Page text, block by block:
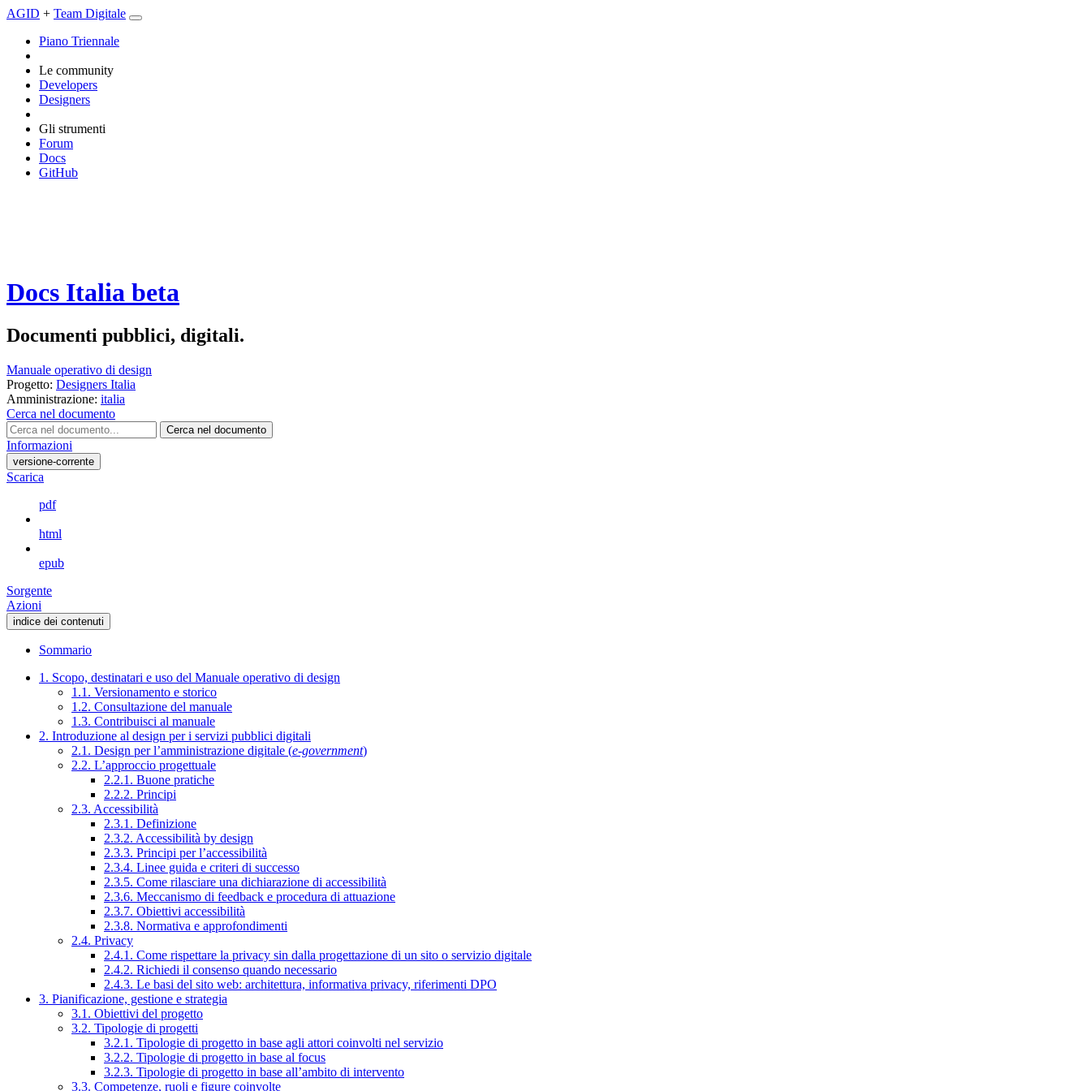
AGID + Team Digitale
Piano Triennale
Le community
Developers
Designers
Gli strumenti
Forum
Docs
GitHub
Docs Italia beta
Documenti pubblici, digitali.
Manuale operativo di design
Progetto: Designers Italia
Amministrazione: italia
Cerca nel documento
Cerca nel documento
Informazioni
versione-corrente
Scarica
pdf
html
epub
Sorgente
Azioni
indice dei contenuti
Sommario
1. Scopo, destinatari e uso del Manuale operativo di design
1.1. Versionamento e storico
1.2. Consultazione del manuale
1.3. Contribuisci al manuale
2. Introduzione al design per i servizi pubblici digitali
2.1. Design per l’amministrazione digitale (e-government)
2.2. L’approccio progettuale
2.2.1. Buone pratiche
2.2.2. Principi
2.3. Accessibilità
2.3.1. Definizione
2.3.2. Accessibilità by design
2.3.3. Principi per l’accessibilità
2.3.4. Linee guida e criteri di successo
2.3.5. Come rilasciare una dichiarazione di accessibilità
2.3.6. Meccanismo di feedback e procedura di attuazione
2.3.7. Obiettivi accessibilità
2.3.8. Normativa e approfondimenti
2.4. Privacy
2.4.1. Come rispettare la privacy sin dalla progettazione di un sito o servizio digitale
2.4.2. Richiedi il consenso quando necessario
2.4.3. Le basi del sito web: architettura, informativa privacy, riferimenti DPO
3. Pianificazione, gestione e strategia
3.1. Obiettivi del progetto
3.2. Tipologie di progetti
3.2.1. Tipologie di progetto in base agli attori coinvolti nel servizio
3.2.2. Tipologie di progetto in base al focus
3.2.3. Tipologie di progetto in base all’ambito di intervento
3.3. Competenze, ruoli e figure coinvolte